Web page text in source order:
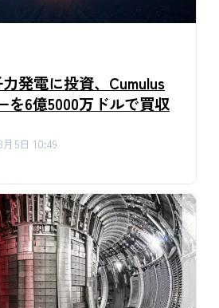
発電に投資、Cumulus
を6億5000万ドルで買収
月5日 10:49